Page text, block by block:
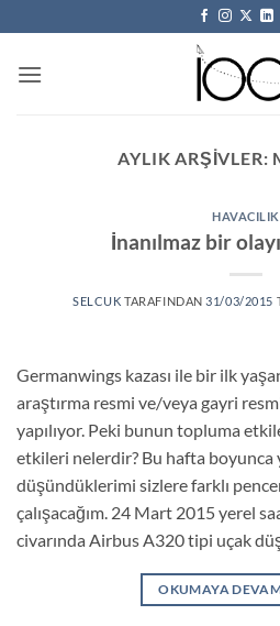
atla
AYLIK ARŞIVLER:
HAVACILIK
İnanılmaz bir
SELCUK TARAFINDAN 31/03/2015
Germanwings kazası ile bir ilk
araştırma resmi ve/veya gayri
yapılıyor. Peki bunun topluma
etkileri nelerdir? Bu hafta boyunca
düşündüklerimi sizlere farklı
çalışacağım. 24 Mart 2015 yerel
civarında Airbus A320 tipi uçak
OKUMAYA